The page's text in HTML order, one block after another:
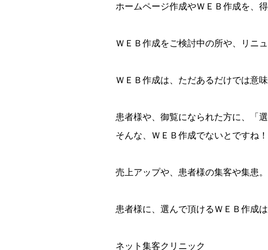
ホームページ作成やＷＥＢ作成を、
ＷＥＢ作成をご検討中の所や、リニ
ＷＥＢ作成は、ただあるだけでは意
患者様や、御覧になられた方に、「選
そんな、ＷＥＢ作成でないとですね！
売上アップや、患者様の集客や集患。
患者様に、選んで頂けるＷＥＢ作成は
ネット集客クリニック